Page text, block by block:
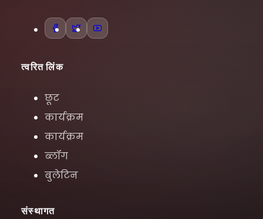
त्वरित लिंक
छूट
कार्यक्रम
कार्यक्रम
ब्लॉग
बुलेटिन
संस्थागत